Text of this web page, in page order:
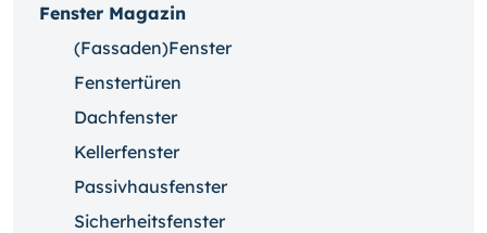
Fenster Magazin
(Fassaden)Fenster
Fenstertüren
Dachfenster
Kellerfenster
Passivhausfenster
Sicherheitsfenster